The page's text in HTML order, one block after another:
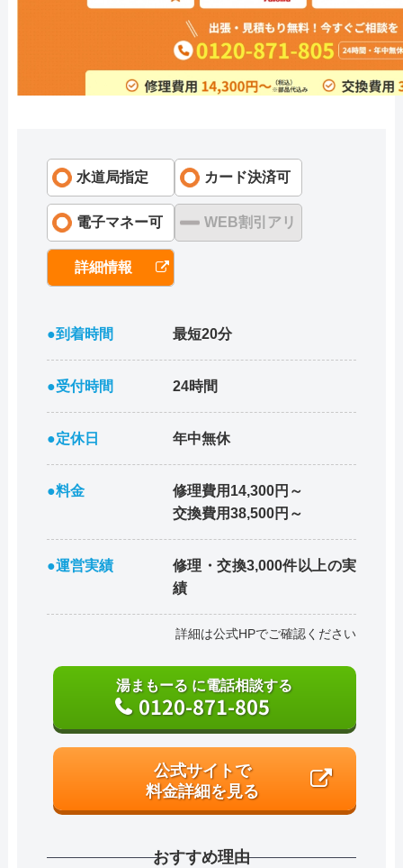
水道局指定 カード決済可
電子マネー可 WEB割引アリ
詳細情報
●到着時間 最短20分
●受付時間 24時間
●定休日 年中無休
●料金
修理費用14,300円～
交換費用38,500円～
●運営実績
修理・交換3,000件以上の実
績
詳細は公式HPでご確認ください
湯まもーる に電話相談する
0120-871-805
公式サイトで
料金詳細を見る
おすすめ理由